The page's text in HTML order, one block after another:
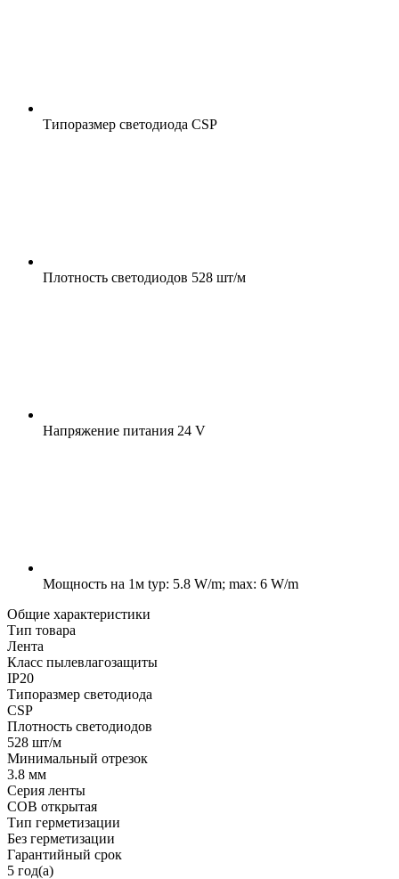
Типоразмер светодиода CSP
Плотность светодиодов 528 шт/м
Напряжение питания 24 V
Мощность на 1м typ: 5.8 W/m; max: 6 W/m
Общие характеристики
Тип товара
Лента
Класс пылевлагозащиты
IP20
Типоразмер светодиода
CSP
Плотность светодиодов
528 шт/м
Минимальный отрезок
3.8 мм
Серия ленты
COB открытая
Тип герметизации
Без герметизации
Гарантийный срок
5 год(а)